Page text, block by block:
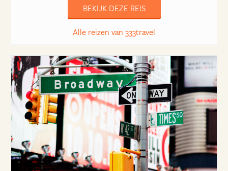
BEKIJK DEZE REIS
Alle reizen van 333travel